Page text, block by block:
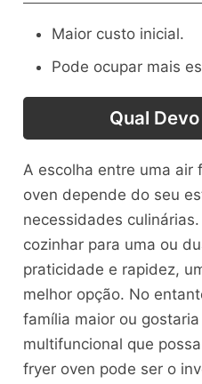
Maior custo inicial.
Pode ocupar mais
Qual
A escolha entre uma air
oven depende do seu
necessidades
cozinhar para uma ou
praticidade e rapidez,
melhor opção. No
família maior ou
multifuncional que
fryer oven pode ser o